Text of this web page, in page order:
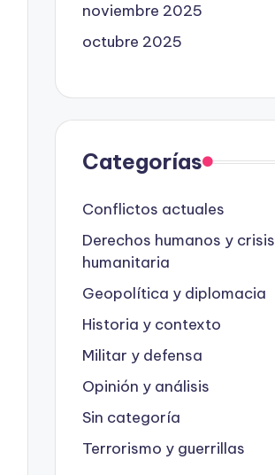
noviembre 2025
octubre 2025
Categorías
Conflictos actuales
Derechos humanos y crisis
humanitaria
Geopolítica y diplomacia
Historia y contexto
Militar y defensa
Opinión y análisis
Sin categoría
Terrorismo y guerrillas